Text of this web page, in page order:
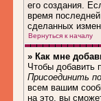
его создания.
время
сделанных
Вернуться к началу
» Как мне
Чтобы добавить
Присоединить
всем вашим
на это, вы